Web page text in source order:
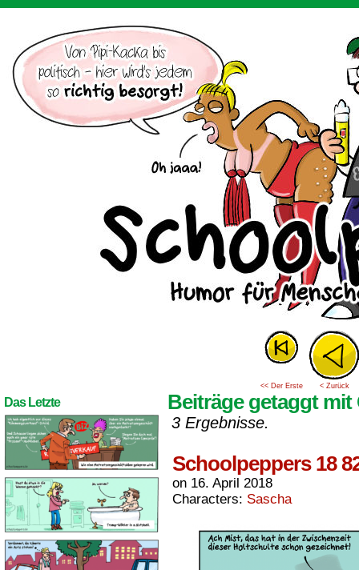
<< Der Erste < Zurück
Das Letzte Beiträge getaggt
3 Ergebnisse.
Schoolpeppers 18
on 16. April 2018
Characters: Sascha